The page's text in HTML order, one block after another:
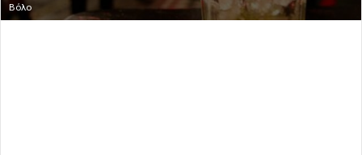
Βόλο